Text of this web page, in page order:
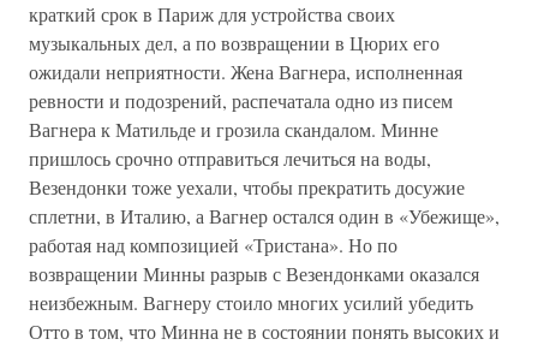
краткий срок в Париж для устройства своих
музыкальных дел, а по возвращении в Цюрих его
ожидали неприятности. Жена Вагнера, исполненная
ревности и подозрений, распечатала одно из писем
Вагнера к Матильде и грозила скандалом. Минне
пришлось срочно отправиться лечиться на воды,
Везендонки тоже уехали, чтобы прекратить досужие
сплетни, в Италию, а Вагнер остался один в «Убежище»,
работая над композицией «Тристана». Но по
возвращении Минны разрыв с Везендонками оказался
неизбежным. Вагнеру стоило многих усилий убедить
Отто в том, что Минна не в состоянии понять высоких и